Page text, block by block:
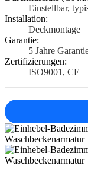
Einstellbar,
Installation:
Deckmontage
Garantie:
5 Jahre
Zertifizierungen:
ISO9001, CE